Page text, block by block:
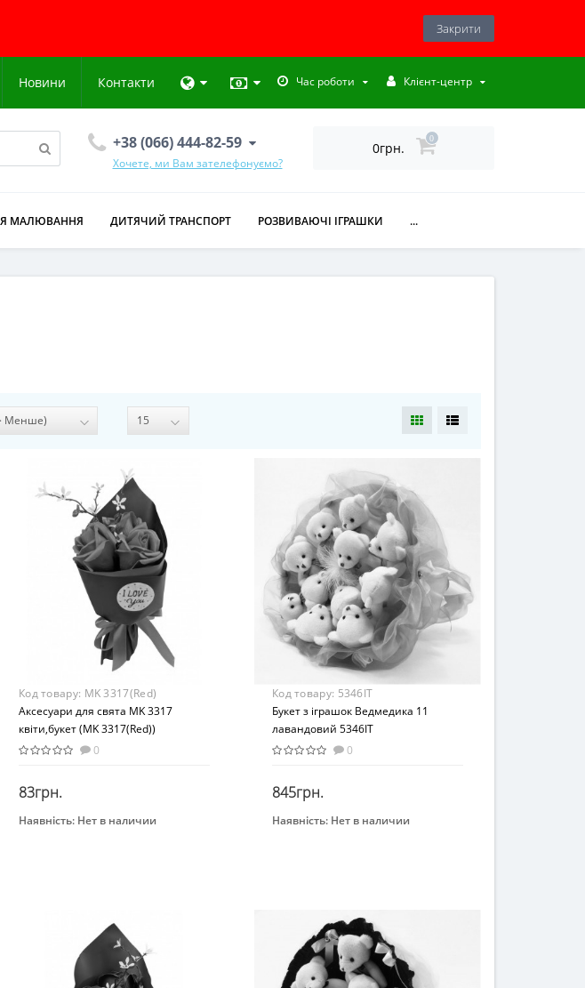
Закрити
Новини Контакти Час роботи Клієнт-центр
+38 (066) 444-82-59
Хочете, ми Вам зателефонуємо?
0грн.
0
МАЛЮВАННЯ ДИТЯЧИЙ ТРАНСПОРТ РОЗВИВАЮЧІ ІГРАШКИ ...
Код товару: MK 3317(Red)
Аксесуари для свята MK 3317
квіти,букет (MK 3317(Red))
0
83грн.
Закінчився
Наявність: Нет в наличии
Код товару: 5346IT
Букет з іграшок Ведмедика 11
лавандовий 5346IT
0
845грн.
Закінчився
Наявність: Нет в наличии
От 4-х лет
Материал